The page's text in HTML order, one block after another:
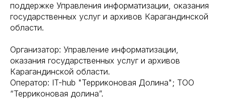
поддержке Управления информатизации, оказания
государственных услуг и архивов Карагандинской
области.
Организатор: Управление информатизации,
оказания государственных услуг и архивов
Карагандинской области.
Оператор: IT-hub "Терриконовая Долина"; ТОО
“Терриконовая долина”.